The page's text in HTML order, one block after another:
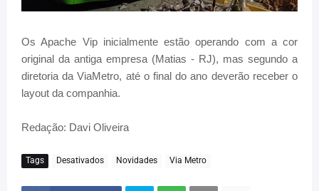
Os Apache Vip inicialmente estão operando com a cor
original da antiga empresa (Matias - RJ), mas segundo a
diretoria da ViaMetro, até o final do ano deverão receber o
layout da companhia.
Redação: Davi Oliveira
Tags Desativados Novidades Via Metro